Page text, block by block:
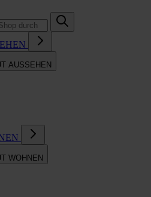
AUSSEHEN
WOHNEN